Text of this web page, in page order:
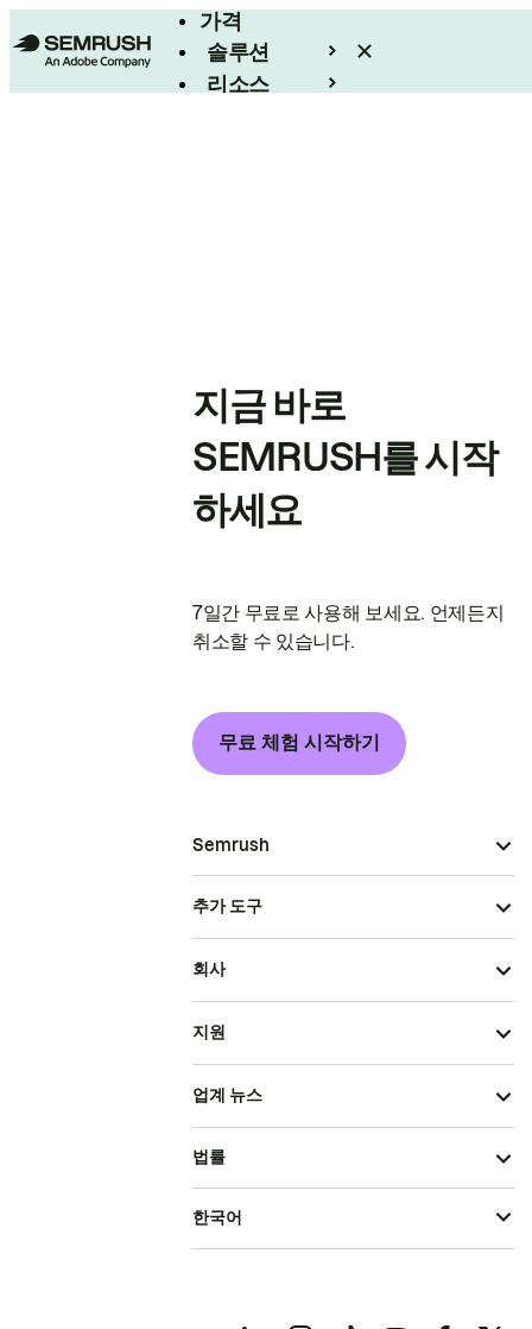
가격
솔루션
리소스
지금 바로
SEMRUSH를 시작
하세요
7일간 무료로 사용해 보세요. 언제든지
취소할 수 있습니다.
무료 체험 시작하기
Semrush
추가 도구
회사
지원
업계 뉴스
법률
한국어